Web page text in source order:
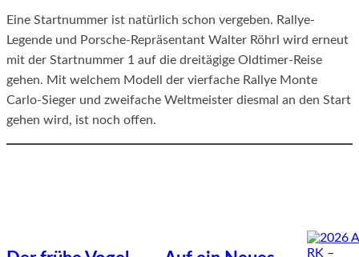
Eine Startnummer ist natürlich schon vergeben. Rallye-
Legende und Porsche-Repräsentant Walter Röhrl wird erneut
mit der Startnummer 1 auf die dreitägige Oldtimer-Reise
gehen. Mit welchem Modell der vierfache Rallye Monte
Carlo-Sieger und zweifache Weltmeister diesmal an den Start
gehen wird, ist noch offen.